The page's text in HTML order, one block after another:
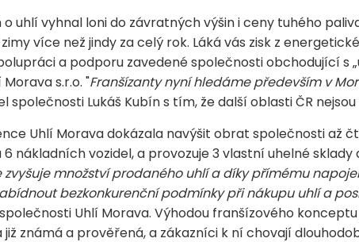
o uhlí vyhnal loni do závratných výšin i ceny tuhého
více než jindy za celý rok. Láká vás zisk z
a podporu zavedené společnosti obchodující s
s.r.o. "Franšízanty nyní hledáme především v
společnosti Lukáš Kubín s tím, že další oblasti ČR
Uhlí Morava dokázala navýšit obrat společnosti až
nákladních vozidel, a provozuje 3 vlastní uhelné
zvyšuje množství prodaného uhlí a díky přímému
bezkonkurenční podmínky při nákupu uhlí a
Uhlí Morava. Výhodou franšízového
známá a prověřená, a zákazníci k ní chovají